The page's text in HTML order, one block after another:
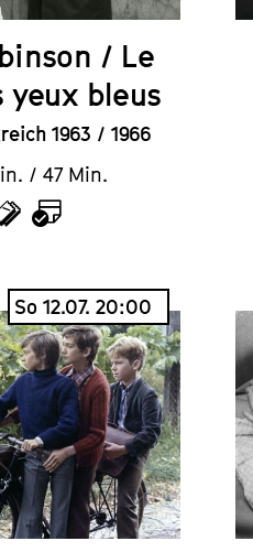
/ Le
yeux bleus
1963 / 1966
/ 47 Min.
TicketsKalender
So 12.07. 20:00